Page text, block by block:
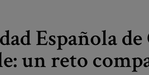
Española
un reto